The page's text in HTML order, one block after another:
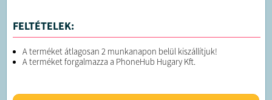
FELTÉTELEK:
A terméket átlagosan 2 munkanapon belül kiszállítjuk!
A terméket forgalmazza a PhoneHub Hugary Kft.